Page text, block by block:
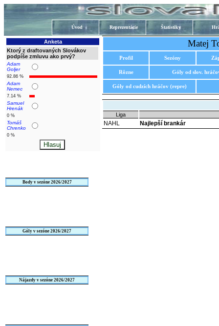
Úvod Reprezentácie Štatistiky
Anketa
Ktorý z draftovaných Slovákov
podpíše zmluvu ako prvý?
Adam
Goljer
92.86 %
Adam
Nemec
7.14 %
Samuel
Hrenák
0 %
Tomáš
Chrenko
0 %
Body v sezóne 2026/2027
Góly v sezóne 2026/2027
Nájazdy v sezóne 2026/2027
Matej
Profil Sezóny
Rôzne Góly od slov.
Góly od cudzích hráčov (repre)
Liga
NAHL Najlepší brankár